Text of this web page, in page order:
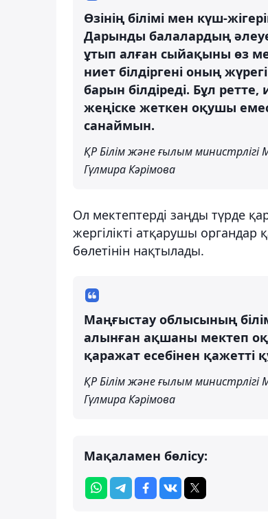
Өзінің білімі мен күш-
Дарынды балалардың
ұтып алған сыйақыны өз
ниет білдіргені оның
барын білдіреді. Бұл
жеңіске жеткен оқушы
санаймын.
ҚР Білім және ғылым
Гүлмира Кәрімова
Ол мектептерді заңды түрде
жергілікті атқарушы
бөлетінін нақтылады.
Маңғыстау облысының
алынған ақшаны мектеп
қаражат есебінен
ҚР Білім және ғылым
Гүлмира Кәрімова
Мақаламен бөлісу: